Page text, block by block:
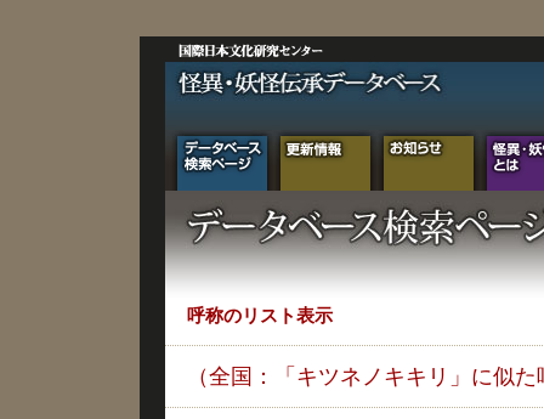
呼称のリスト表示
（全国：「キツネノキキリ」に似た